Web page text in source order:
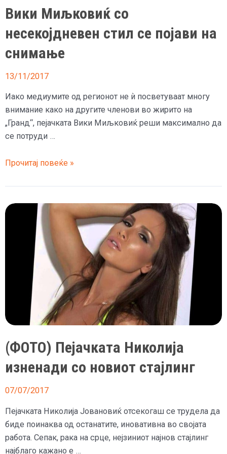
Вики Миљковиќ со
несекојдневен стил се појави на
снимање
13/11/2017
Иако медиумите од регионот не ѝ посветуваат многу
внимание како на другите членови во жирито на
„Гранд“, пејачката Вики Миљковиќ реши максимално да
се потруди …
Вики
со
несекојдневен
стил
снимање
Прочитај повеќе »
(ФОТО) Пејачката Николија
изненади со новиот стајлинг
07/07/2017
Пејачката Николија Јовановиќ отсекогаш се трудела да
биде поинаква од останатите, иновативна во својата
работа. Сепак, рака на срце, нејзиниот најнов стајлинг
најблаго кажано е …